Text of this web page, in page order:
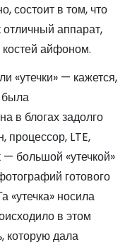
состоит в том, что
аппарат,
костей айфоном.
«утечки» — кажется,
была
в блогах задолго
процессор, LTE,
большой «утечкой»
готового
«утечка» носила
в этом
которую дала